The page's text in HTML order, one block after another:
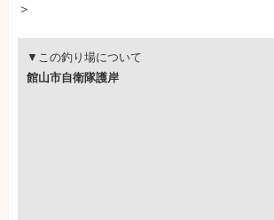
＞
▼この釣り場について
館山市自衛隊護岸